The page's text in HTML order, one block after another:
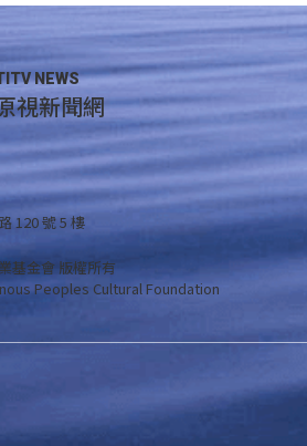
NEWS
視新聞網
120 號 5 樓
基金會 版權所有
Peoples Cultural Foundation